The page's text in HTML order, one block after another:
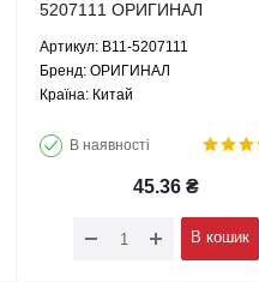
5207111 ОРИГИНАЛ
Артикул: B11-5207111
Брeнд: ОРИГИНАЛ
Країна: Китай
В наявності
45.36 ₴
В кошик